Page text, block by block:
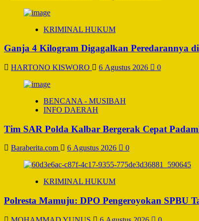
KRIMINAL HUKUM
Ganja 4 Kilogram Digagalkan Peredarannya
HARTONO KISWORO 6 Agustus 2026 0
BENCANA - MUSIBAH
INFO DAERAH
Tim SAR Polda Kalbar Bergerak Cepat
Baraberita.com 6 Agustus 2026 0
KRIMINAL HUKUM
Polresta Mamuju: DPO Pengeroyokan SPBU